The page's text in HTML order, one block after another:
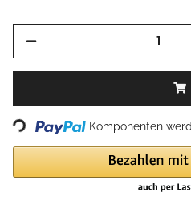
Loading... Komponenten